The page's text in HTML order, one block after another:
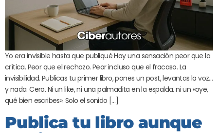
Yo era invisible hasta que publiqué Hay una sensación peor que la
crítica. Peor que el rechazo. Peor incluso que el fracaso. La
invisibilidad. Publicas tu primer libro, pones un post, levantas la voz…
y nada. Cero. Ni un like, ni una palmadita en la espalda, ni un «oye,
qué bien escribes». Solo el sonido […]
Publica tu libro aunque